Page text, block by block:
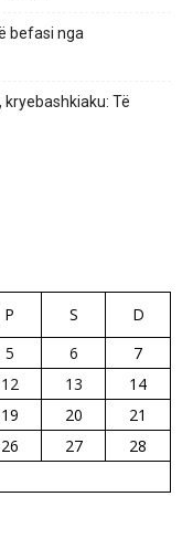
befasi nga
kryebashkiaku: Të
P S
D
5 6
7
12 13
14
19 20
21
26 27
28